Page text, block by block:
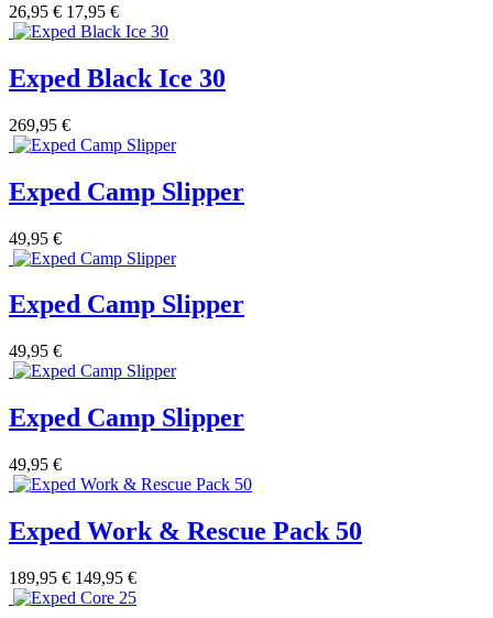
26,95 € 17,95 €
Exped Black Ice 30
269,95 €
Exped Camp Slipper
49,95 €
Exped Camp Slipper
49,95 €
Exped Camp Slipper
49,95 €
Exped Work & Rescue Pack 50
189,95 € 149,95 €